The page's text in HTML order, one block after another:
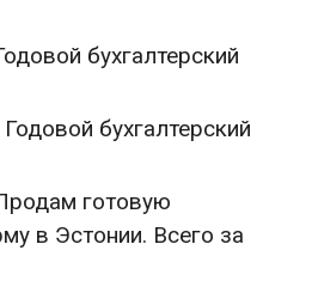
бухгалтерский
Годовой бухгалтерский
готовую
в Эстонии. Всего за